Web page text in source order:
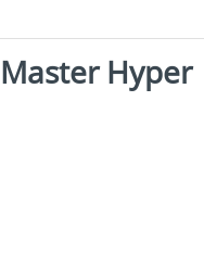
Hyper